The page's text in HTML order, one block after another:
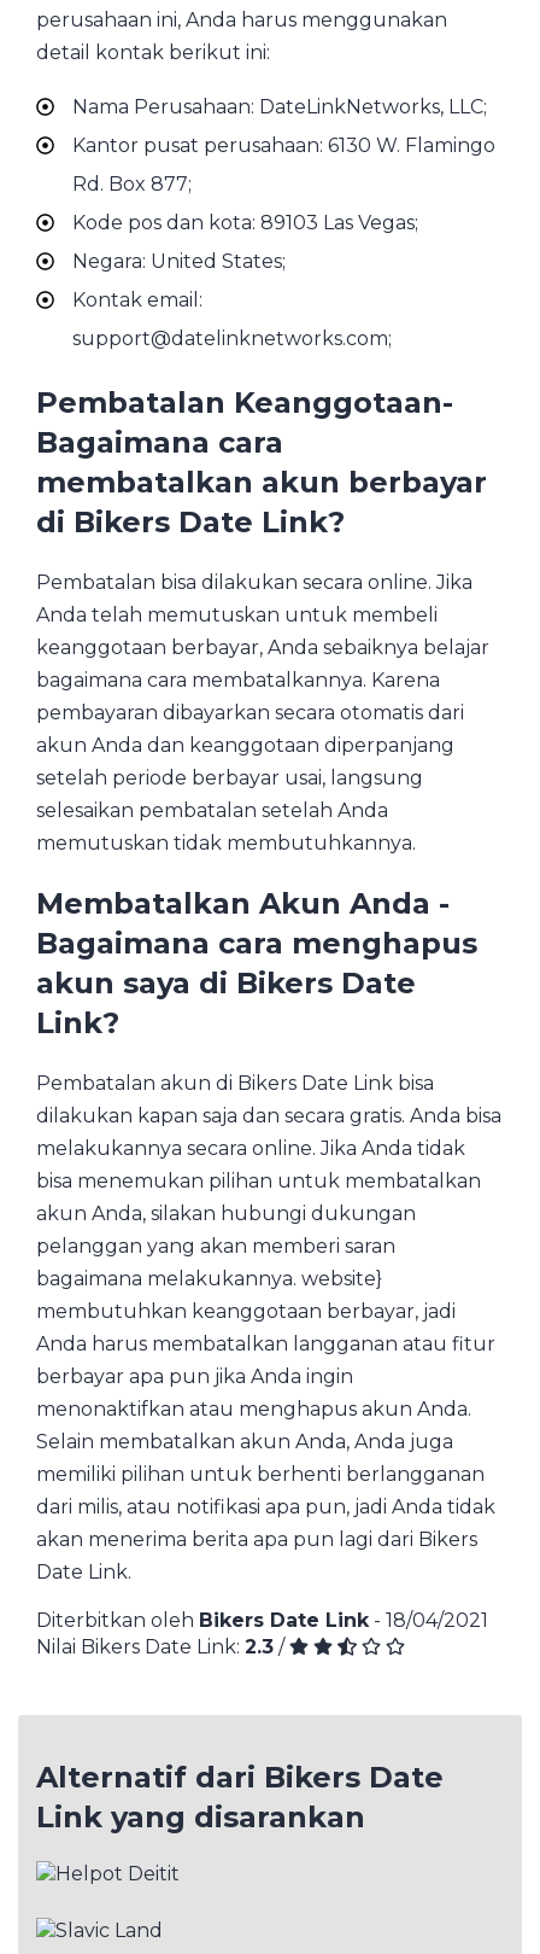
perusahaan ini, Anda harus menggunakan
detail kontak berikut ini:
Nama Perusahaan: DateLinkNetworks, LLC;
Kantor pusat perusahaan: 6130 W. Flamingo
Rd. Box 877;
Kode pos dan kota: 89103 Las Vegas;
Negara: United States;
Kontak email:
support@datelinknetworks.com;
Pembatalan Keanggotaan-
Bagaimana cara
membatalkan akun berbayar
di Bikers Date Link?
Pembatalan bisa dilakukan secara online. Jika
Anda telah memutuskan untuk membeli
keanggotaan berbayar, Anda sebaiknya belajar
bagaimana cara membatalkannya. Karena
pembayaran dibayarkan secara otomatis dari
akun Anda dan keanggotaan diperpanjang
setelah periode berbayar usai, langsung
selesaikan pembatalan setelah Anda
memutuskan tidak membutuhkannya.
Membatalkan Akun Anda -
Bagaimana cara menghapus
akun saya di Bikers Date
Link?
Pembatalan akun di Bikers Date Link bisa
dilakukan kapan saja dan secara gratis. Anda bisa
melakukannya secara online. Jika Anda tidak
bisa menemukan pilihan untuk membatalkan
akun Anda, silakan hubungi dukungan
pelanggan yang akan memberi saran
bagaimana melakukannya. website}
membutuhkan keanggotaan berbayar, jadi
Anda harus membatalkan langganan atau fitur
berbayar apa pun jika Anda ingin
menonaktifkan atau menghapus akun Anda.
Selain membatalkan akun Anda, Anda juga
memiliki pilihan untuk berhenti berlangganan
dari milis, atau notifikasi apa pun, jadi Anda tidak
akan menerima berita apa pun lagi dari Bikers
Date Link.
Diterbitkan oleh Bikers Date Link - 18/04/2021
Nilai Bikers Date Link: 2.3 /
Alternatif dari Bikers Date
Link yang disarankan